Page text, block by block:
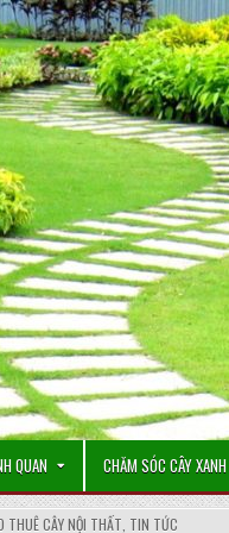
QUAN CHĂM SÓC CÂY XANH
THUÊ CÂY NỘI THẤT TIN TỨC